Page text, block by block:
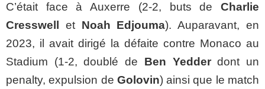
C’était face à Auxerre (2-2, buts de Charlie
Cresswell
et Noah Edjouma). Auparavant, en
2023, il avait dirigé la défaite contre Monaco au
Stadium (1-2, doublé de Ben Yedderdont un
penalty, expulsion de Golovin) ainsi que le match